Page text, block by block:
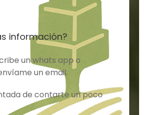
información?
un whats app o
un email.
de contarte un poco